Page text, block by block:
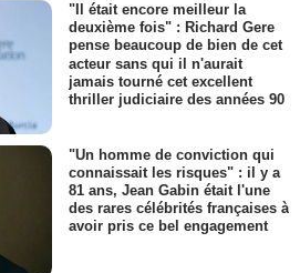
"Il était encore meilleur la
deuxième fois" : Richard Gere
pense beaucoup de bien de cet
acteur sans qui il n'aurait
jamais tourné cet excellent
thriller judiciaire des années 90
"Un homme de conviction qui
connaissait les risques" : il y a
81 ans, Jean Gabin était l'une
des rares célébrités françaises à
avoir pris ce bel engagement